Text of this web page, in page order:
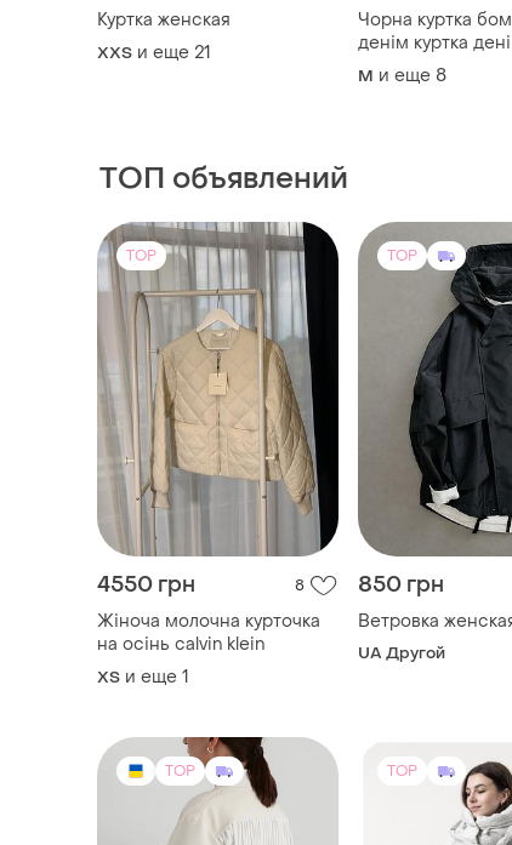
TOP
4550 грн
Жіноча молочна курточка
на осінь calvin klein
и еще 1
850 грн
Ветровка женская
UA Другой
TOP